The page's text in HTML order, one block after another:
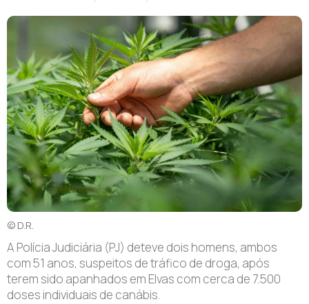
© D.R.
A Polícia Judiciária (PJ) deteve dois homens, ambos
com 51 anos, suspeitos de tráfico de droga, após
terem sido apanhados em Elvas com cerca de 7.500
doses individuais de canábis.